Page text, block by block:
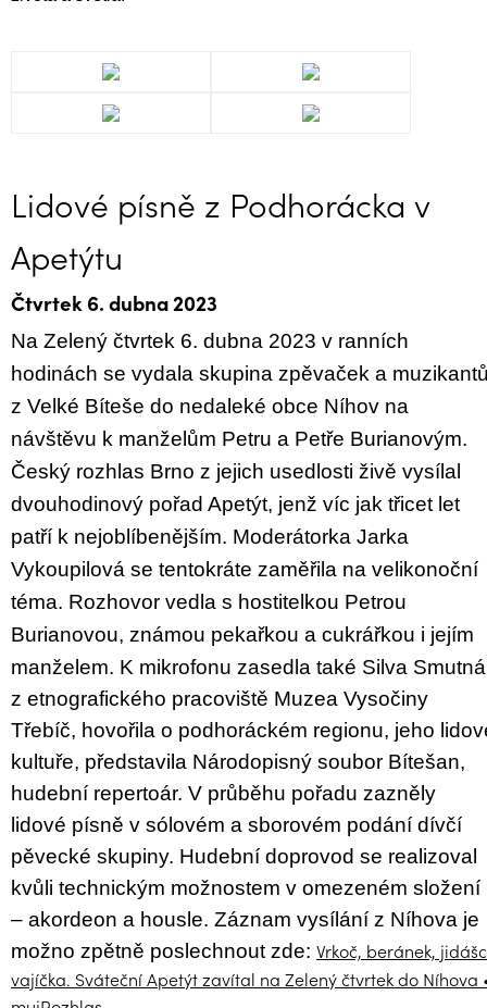
Lidové písně z Podhorácka v
Apetýtu
Čtvrtek 6. dubna 2023
Na Zelený čtvrtek 6. dubna 2023 v ranních
hodinách se vydala skupina zpěvaček a
z Velké Bíteše do nedaleké obce Níhov na
návštěvu k manželům Petru a Petře Burianovým.
Český rozhlas Brno z jejich usedlosti živě vysílal
dvouhodinový pořad Apetýt, jenž víc jak třicet let
patří k nejoblíbenějším. Moderátorka Jarka
Vykoupilová se tentokráte zaměřila na velikonoční
téma. Rozhovor vedla s hostitelkou Petrou
Burianovou, známou pekařkou a cukrářkou i jejím
manželem. K mikrofonu zasedla také Silva Smutná
z etnografického pracoviště Muzea Vysočiny
Třebíč, hovořila o podhoráckém regionu, jeho
kultuře, představila Národopisný soubor Bítešan,
hudební repertoár. V průběhu pořadu zazněly
lidové písně v sólovém a sborovém podání dívčí
pěvecké skupiny. Hudební doprovod se realizoval
kvůli technickým možnostem v omezeném složení
– akordeon a housle. Záznam vysílání z Níhova je
možno zpětně poslechnout zde: Vrkoč, beránek,
vajíčka. Sváteční Apetýt zavítal na Zelený čtvrtek do Níhova